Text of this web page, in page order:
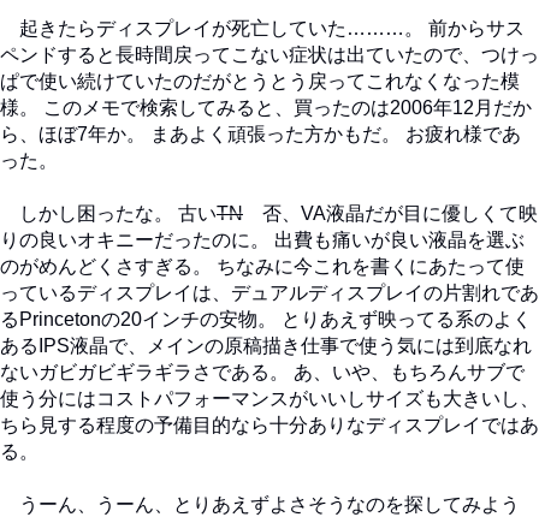
起きたらディスプレイが死亡していた………。 前からサス
ペンドすると長時間戻ってこない症状は出ていたので、つけっ
ぱで使い続けていたのだがとうとう戻ってこれなくなった模
様。 このメモで検索してみると、買ったのは2006年12月だか
ら、ほぼ7年か。 まあよく頑張った方かもだ。 お疲れ様であ
った。
しかし困ったな。 古いTN 否、VA液晶だが目に優しくて映
りの良いオキニーだったのに。 出費も痛いが良い液晶を選ぶ
のがめんどくさすぎる。 ちなみに今これを書くにあたって使
っているディスプレイは、デュアルディスプレイの片割れであ
るPrincetonの20インチの安物。 とりあえず映ってる系のよく
あるIPS液晶で、メインの原稿描き仕事で使う気には到底なれ
ないガビガビギラギラさである。 あ、いや、もちろんサブで
使う分にはコストパフォーマンスがいいしサイズも大きいし、
ちら見する程度の予備目的なら十分ありなディスプレイではあ
る。
うーん、うーん、とりあえずよさそうなのを探してみよう